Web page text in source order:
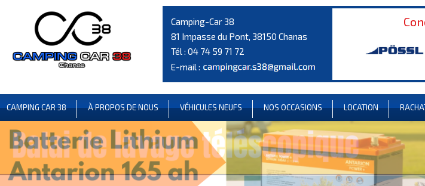
Camping-Car 38
81 Impasse du Pont, 38150 Chanas
Tél : 04 74 59 71 72
E-mail :
CAMPING CAR 38 À PROPOS DE NOUS VÉHICULES NEUFS NOS OCCASIONS LOCATION